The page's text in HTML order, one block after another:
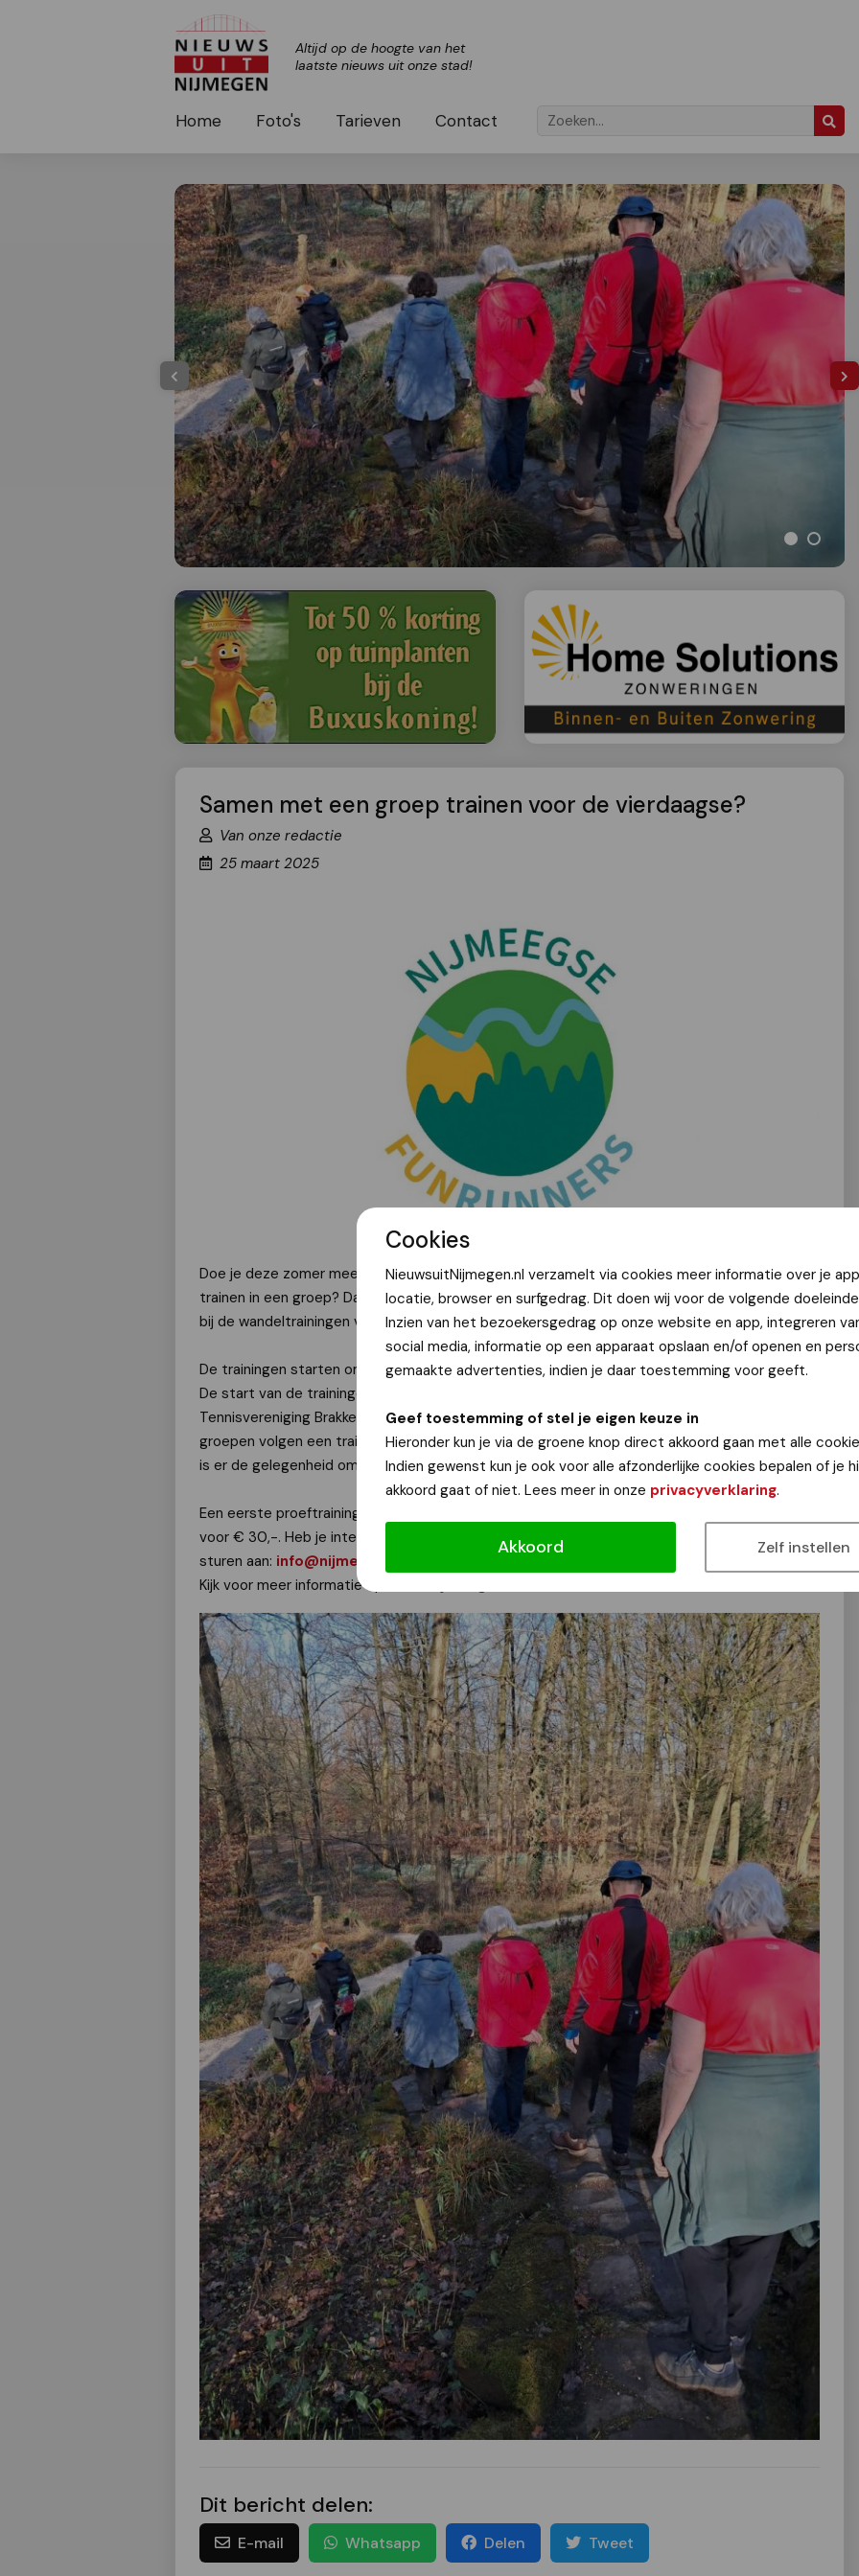
Cookies
NieuwsuitNijmegen.nl verzamelt via cookies meer informatie over je
locatie, browser en surfgedrag. Dit doen wij voor de volgende
Inzien van het bezoekersgedrag op onze website en app, integreren
social media, informatie op een apparaat opslaan en/of openen en
gemaakte advertenties, indien je daar toestemming voor geeft.
Geef toestemming of stel je eigen keuze in
Hieronder kun je via de groene knop direct akkoord gaan met alle
Indien gewenst kun je ook voor alle afzonderlijke cookies bepalen of je
akkoord gaat of niet. Lees meer in onze privacyverklaring.
Akkoord Zelf instellen
Altijd op de hoogte van het
laatste nieuws uit onze stad!
Home Foto's Tarieven Contact
Samen met een groep trainen voor de vierdaagse?
Van onze redactie
25 maart 2025
Doe je deze zomer mee aan de Nijmeegse Vierdaagse? En wil je ter voorbereiding graag
trainen in een groep? Dat kan! Op woensdag-, zaterdag- en zondagochtend kun je aansluiten
bij de wandeltrainingen van de Nijmeegse Funrunners.
De trainingen starten om 9.30 uur en worden gegeven door deskundige en ervaren trainers.
De start van de trainingen is bij de gedeelde locatie van de Nijmeegse Funrunners en
Tennisvereniging Brakkenstein aan de Kanunnik Mijllinckstraat 78, 6525 WX Nijmegen. De
groepen volgen een trainingsschema voor verschillende afstanden. Na afloop van elke training
is er de gelegenheid om samen koffie of thee te drinken.
Een eerste proeftraining is gratis, daarna kun je tot aan de Vierdaagse onbeperkt meelopen
voor € 30,-. Heb je interesse? Meld je dan voor een proeftraining aan door een e-mail te
sturen aan: info@nijmeegsefunrunners.nl
Kijk voor meer informatie op:
Dit bericht delen:
E-mail Whatsapp Delen Tweet